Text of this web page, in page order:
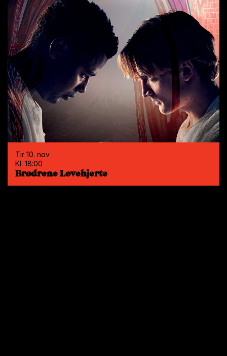
Tor 24. sep
Kl. 20:00
Mezzoforte
Tir 10. nov
Kl. 18:00
Brødrene Løvehjerte